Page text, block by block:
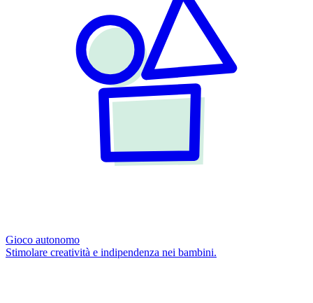
Gioco autonomo
Stimolare creatività e indipendenza nei bambini.